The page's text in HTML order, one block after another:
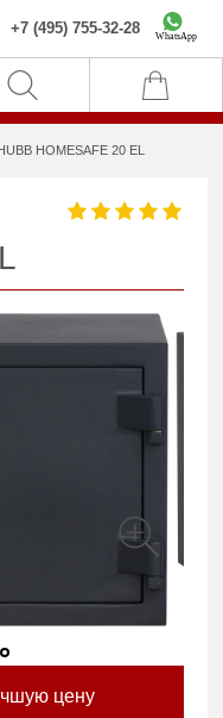
+7 (495) 755-32-28 WhatsApp
HOMESAFE 20 EL
цену